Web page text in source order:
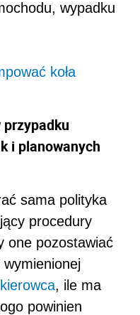
wypadku
koła
i planowanych
sama polityka
procedury
one pozostawiać
kierowca, ile ma
powinien